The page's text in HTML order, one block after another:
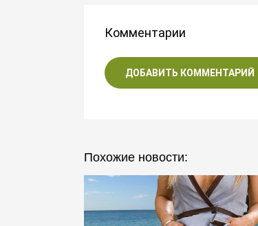
Комментарии
ДОБАВИТЬ КОММЕНТАРИЙ
Похожие новости: